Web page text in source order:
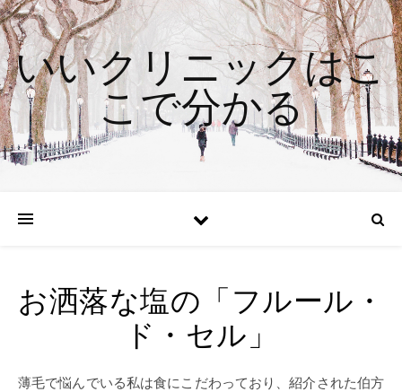
いいクリニックはこ
こで分かる
お洒落な塩の「フルール・
ド・セル」
薄毛で悩んでいる私は食にこだわっており、紹介された伯方